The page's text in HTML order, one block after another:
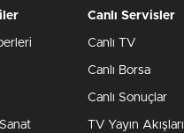
Canlı Servisler
Canlı TV
Canlı Borsa
Canlı Sonuçlar
TV Yayın Akışları